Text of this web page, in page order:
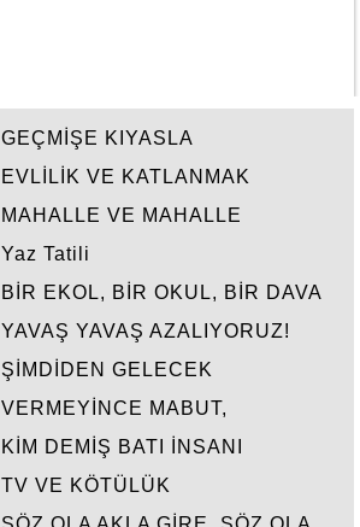
GEÇMİŞE KIYASLA
EVLİLİK VE KATLANMAK
MAHALLE VE MAHALLE
Yaz Tatili
BİR EKOL, BİR OKUL, BİR DAVA
YAVAŞ YAVAŞ AZALIYORUZ!
ŞİMDİDEN GELECEK
VERMEYİNCE MABUT,
KİM DEMİŞ BATI İNSANI
TV VE KÖTÜLÜK